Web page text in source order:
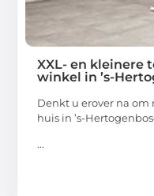
XXL- en kleinere
winkel in ’s-
Denkt u erover na
huis in ’s-
...